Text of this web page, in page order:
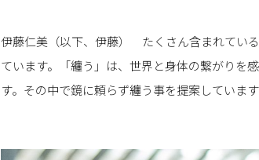
伊藤仁美（以下、伊藤） たくさん含まれてい
ています。「纏う」は、世界と身体の繋がりを
す。その中で鏡に頼らず纏う事を提案しています